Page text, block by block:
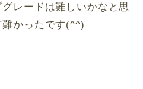
レードは難しいかなと思
かったです(^^)